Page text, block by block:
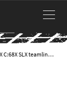
Cube PHENIX C:68X SLX teamline 2025 KOLO